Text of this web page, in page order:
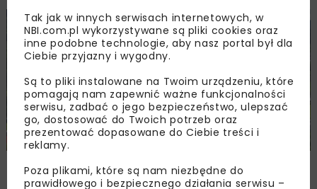
DROGI MOSTY WIADOMOŚCI
Umowa na projekt przebudowy DK28 Białka
– Skomielna Biała
Tak jak w innych serwisach internetowych, w
NBI.com.pl wykorzystywane są pliki cookies oraz
inne podobne technologie, aby nasz portal był dla
Ciebie przyjazny i wygodny.
Są to pliki instalowane na Twoim urządzeniu, które
pomagają nam zapewnić ważne funkcjonalności
serwisu, zadbać o jego bezpieczeństwo, ulepszać
go, dostosować do Twoich potrzeb oraz
prezentować dopasowane do Ciebie treści i
reklamy.
Poza plikami, które są nam niezbędne do
prawidłowego i bezpiecznego działania serwisu –